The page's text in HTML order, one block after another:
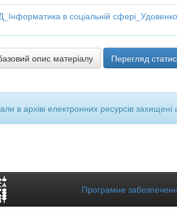
в соціальній
опис матеріалу Перегляд
в архіві електронних ресурсів
Програмне